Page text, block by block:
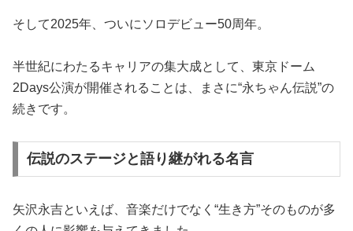
そして2025年、ついにソロデビュー50周年。
半世紀にわたるキャリアの集大成として、東京ドーム
2Days公演が開催されることは、まさに“永ちゃん伝説”の
続きです。
伝説のステージと語り継がれる名言
矢沢永吉といえば、音楽だけでなく“生き方”そのものが多